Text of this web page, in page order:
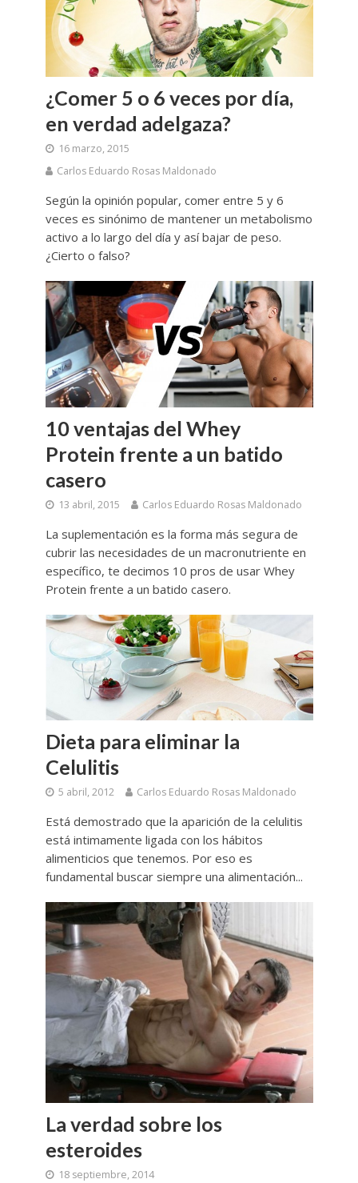
¿Comer 5 o 6 veces por día,
en verdad adelgaza?
16 marzo, 2015
Carlos Eduardo Rosas Maldonado
Según la opinión popular, comer entre 5 y 6
veces es sinónimo de mantener un metabolismo
activo a lo largo del día y así bajar de peso.
¿Cierto o falso?
10 ventajas del Whey
Protein frente a un batido
casero
13 abril, 2015 Carlos Eduardo Rosas Maldonado
La suplementación es la forma más segura de
cubrir las necesidades de un macronutriente en
específico, te decimos 10 pros de usar Whey
Protein frente a un batido casero.
Dieta para eliminar la
Celulitis
5 abril, 2012 Carlos Eduardo Rosas Maldonado
Está demostrado que la aparición de la celulitis
está intimamente ligada con los hábitos
alimenticios que tenemos. Por eso es
fundamental buscar siempre una alimentación...
La verdad sobre los
esteroides
18 septiembre, 2014